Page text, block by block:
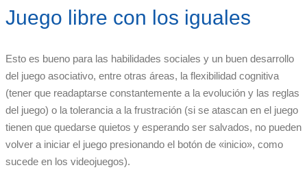
Juego libre con los iguales
Esto es bueno para las habilidades sociales y un buen desarrollo
del juego asociativo, entre otras áreas, la flexibilidad cognitiva
(tener que readaptarse constantemente a la evolución y las reglas
del juego) o la tolerancia a la frustración (si se atascan en el juego
tienen que quedarse quietos y esperando ser salvados, no pueden
volver a iniciar el juego presionando el botón de «inicio», como
sucede en los videojuegos).